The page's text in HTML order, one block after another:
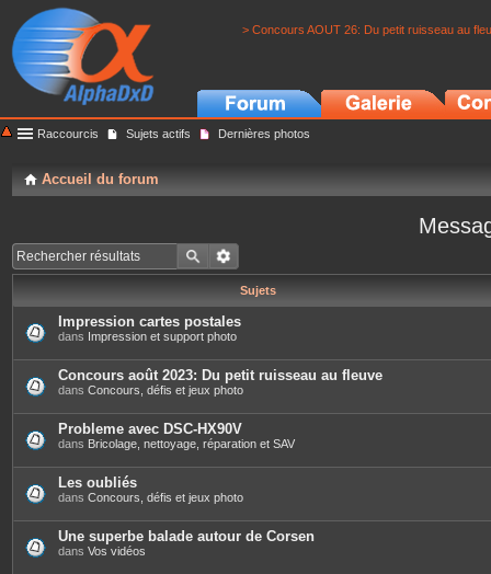
> Concours AOUT 26: Du petit ruisseau au
Raccourcis Sujets actifs Dernières photos
Accueil du forum
Sujets
Impression cartes postales
dans Impression et support photo
Concours août 2023: Du petit ruisseau au fleuve
dans Concours, défis et jeux photo
Probleme avec DSC-HX90V
dans Bricolage, nettoyage, réparation et SAV
Les oubliés
dans Concours, défis et jeux photo
Une superbe balade autour de Corsen
dans Vos vidéos